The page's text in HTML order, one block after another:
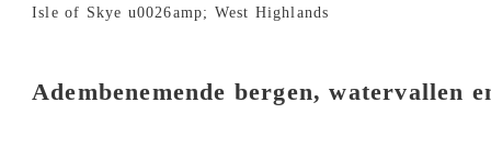
Isle of Skye u0026amp; West Highlands
Adembenemende bergen, watervallen